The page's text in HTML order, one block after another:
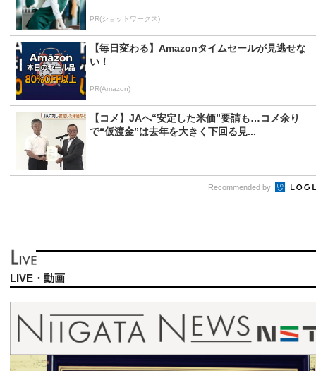
PR(ショットワークス)
【毎日変わる】Amazonタイムセールが見逃せな
い！
PR(Amazon)
【コメ】JAへ“安定した米価”要請も…コメ余り
で“仮渡金”は去年を大きく下回る見...
Recommended by
LIVE・動画